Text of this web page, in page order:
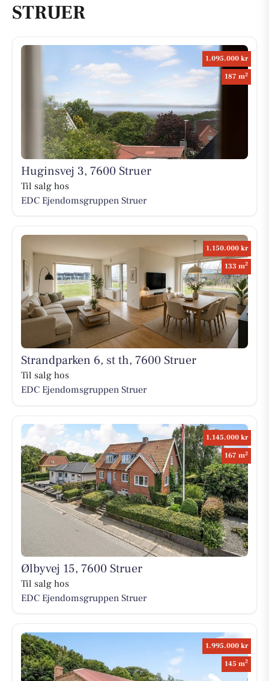
STRUER
1.095.000 kr
187 m2
Huginsvej 3, 7600 Struer
Til salg hos
EDC Ejen­doms­grup­pen Struer
1.150.000 kr
133 m2
Strandparken 6, st th, 7600 Struer
Til salg hos
EDC Ejen­doms­grup­pen Struer
1.145.000 kr
167 m2
Ølbyvej 15, 7600 Struer
Til salg hos
EDC Ejen­doms­grup­pen Struer
1.995.000 kr
145 m2